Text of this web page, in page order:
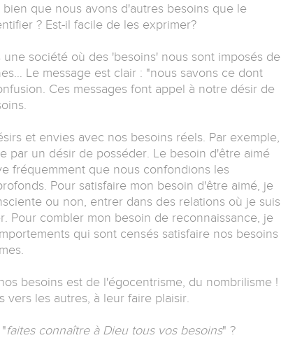
que nous avons d'autres besoins que le
? Est-il facile de les exprimer?
société où des 'besoins' nous sont imposés de
Le message est clair : "nous savons ce dont
Ces messages font appel à notre désir de
et envies avec nos besoins réels. Par exemple,
par un désir de posséder. Le besoin d'être aimé
fréquemment que nous confondions les
Pour satisfaire mon besoin d'être aimé, je
ou non, entrer dans des relations où je suis
Pour combler mon besoin de reconnaissance, je
qui sont censés satisfaire nos besoins
besoins est de l'égocentrisme, du nombrilisme !
les autres, à leur faire plaisir.
faites connaître à Dieu tous vos besoins" ?